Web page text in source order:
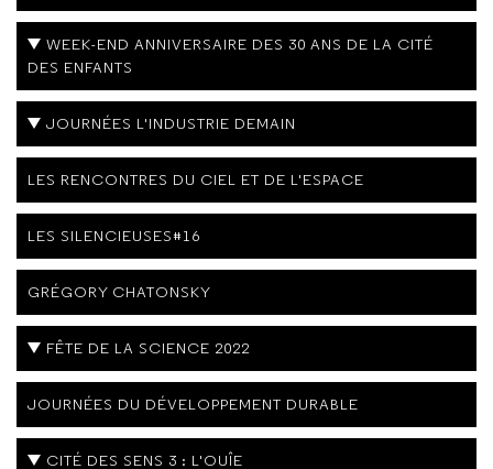
WEEK-END ANNIVERSAIRE DES 30 ANS DE LA CITÉ
DES ENFANTS
JOURNÉES L'INDUSTRIE DEMAIN
LES RENCONTRES DU CIEL ET DE L'ESPACE
LES SILENCIEUSES#16
GRÉGORY CHATONSKY
FÊTE DE LA SCIENCE 2022
JOURNÉES DU DÉVELOPPEMENT DURABLE
CITÉ DES SENS 3 : L'OUÎE